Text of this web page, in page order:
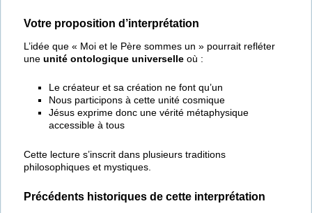
Votre proposition d’interprétation
L’idée que « Moi et le Père sommes un » pourrait refléter
uneunité ontologique universelle où :
Le créateur et sa création ne font qu’un
Nous participons à cette unité cosmique
Jésus exprime donc une vérité métaphysique
accessible à tous
Cette lecture s’inscrit dans plusieurs traditions
philosophiques et mystiques.
Précédents historiques de cette interprétation